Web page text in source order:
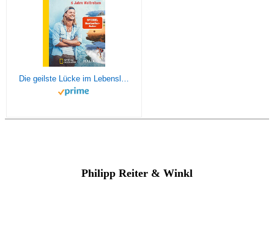
Die geilste Lücke im Lebenslauf: 6 Jahre Weltreisen | Der erfolgreiche Reisebericht erstmals im Taschenbuch
Philipp Reiter & Winkl